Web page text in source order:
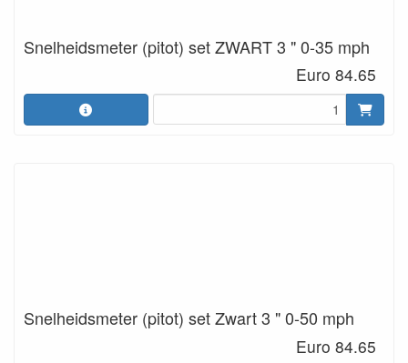
Snelheidsmeter (pitot) set ZWART 3 " 0-35 mph
Euro 84.65
Snelheidsmeter (pitot) set Zwart 3 " 0-50 mph
Euro 84.65